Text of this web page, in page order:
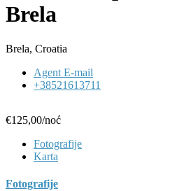
Brela
Brela, Croatia
Agent E-mail
+38521613711
€125,00/noć
Fotografije
Karta
Fotografije